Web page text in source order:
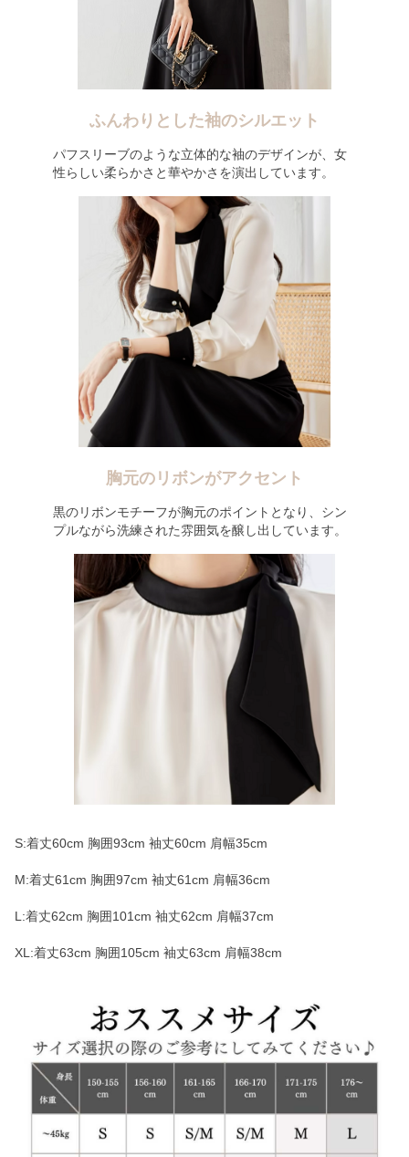
ふんわりとした袖のシルエット
パフスリーブのような立体的な袖のデザインが、女
性らしい柔らかさと華やかさを演出しています。
胸元のリボンがアクセント
黒のリボンモチーフが胸元のポイントとなり、シン
プルながら洗練された雰囲気を醸し出しています。
S:着丈60cm 胸囲93cm 袖丈60cm 肩幅35cm
M:着丈61cm 胸囲97cm 袖丈61cm 肩幅36cm
L:着丈62cm 胸囲101cm 袖丈62cm 肩幅37cm
XL:着丈63cm 胸囲105cm 袖丈63cm 肩幅38cm